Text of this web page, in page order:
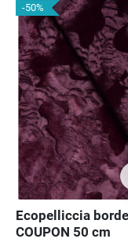
-50%
Ecopelliccia
COUPON 50 cm